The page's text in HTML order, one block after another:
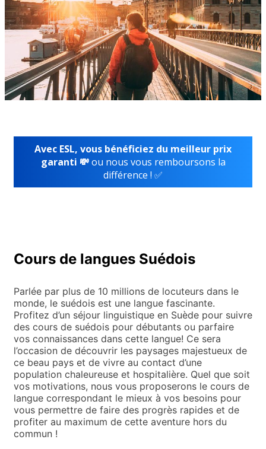
Avec ESL, vous bénéficiez du meilleur prix
garanti 💸ou nous vous remboursons la
différence ! ✅
Cours de langues Suédois
Parlée par plus de 10 millions de locuteurs dans le
monde, le suédois est une langue fascinante.
Profitez d’un séjour linguistique en Suède pour suivre
des cours de suédois pour débutants ou parfaire
vos connaissances dans cette langue! Ce sera
l’occasion de découvrir les paysages majestueux de
ce beau pays et de vivre au contact d’une
population chaleureuse et hospitalière. Quel que soit
vos motivations, nous vous proposerons le cours de
langue correspondant le mieux à vos besoins pour
vous permettre de faire des progrès rapides et de
profiter au maximum de cette aventure hors du
commun !